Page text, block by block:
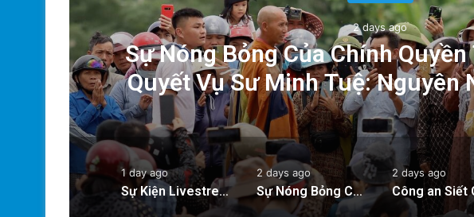
2 days ago
Sự Nóng Bỏng Của Chính
Quyết Vụ Sư Minh Tuệ: Nguyên
1 day ago
Sự Kiện Livestream Gây Chấn Động: 3 Triệu Người Theo Dõi Nguyễn Phương Hằng Tại Việt Nam!
2 days ago
Sự Nóng Bỏng Của Chính Quyền Trong Việc Giải Quyết Vụ Sư Minh Tuệ: Nguyên Nhân Và Hệ Lụy
2 days ago